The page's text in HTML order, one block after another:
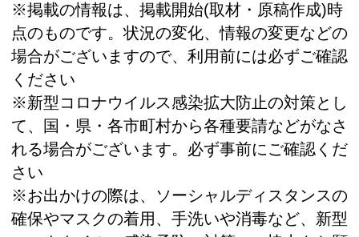
※掲載の情報は、掲載開始(取材・原稿作成)時
点のものです。状況の変化、情報の変更などの
場合がございますので、利用前には必ずご確認
ください
※新型コロナウイルス感染拡大防止の対策とし
て、国・県・各市町村から各種要請などがなさ
れる場合がございます。必ず事前にご確認くだ
さい
※お出かけの際は、ソーシャルディスタンスの
確保やマスクの着用、手洗いや消毒など、新型